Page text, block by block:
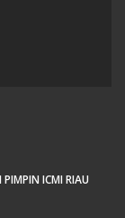
ICMI RIAU